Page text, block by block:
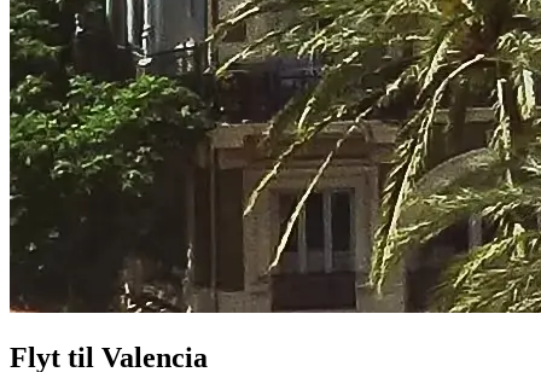
Flyt til Valencia